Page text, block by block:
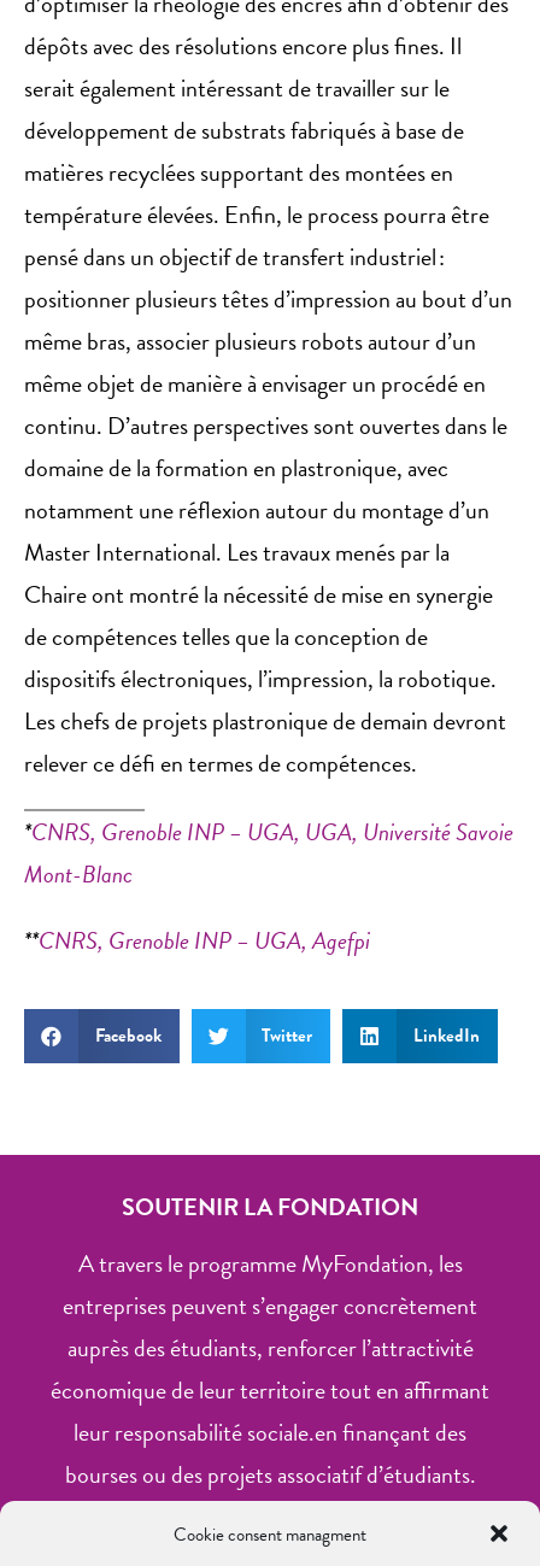
Cookie consent managment
dépôts avec des résolutions encore plus fines. Il
serait également intéressant de travailler sur le
développement de substrats fabriqués à base de
matières recyclées supportant des montées en
température élevées. Enfin, le process pourra être
pensé dans un objectif de transfert industriel :
positionner plusieurs têtes d’impression au bout d’un
même bras, associer plusieurs robots autour d’un
même objet de manière à envisager un procédé en
continu. D’autres perspectives sont ouvertes dans le
domaine de la formation en plastronique, avec
notamment une réflexion autour du montage d’un
Master International. Les travaux menés par la
Chaire ont montré la nécessité de mise en synergie
de compétences telles que la conception de
dispositifs électroniques, l’impression, la robotique.
Les chefs de projets plastronique de demain devront
relever ce défi en termes de compétences.
*CNRS, Grenoble INP – UGA, UGA, Université Savoie
Mont-Blanc
**CNRS, Grenoble INP – UGA, Agefpi
Facebook Twitter LinkedIn
SOUTENIR LA FONDATION
A travers le programme MyFondation, les
entreprises peuvent s’engager concrètement
auprès des étudiants, renforcer l’attractivité
économique de leur territoire tout en affirmant
leur responsabilité sociale.en finançant des
bourses ou des projets associatif d’étudiants.